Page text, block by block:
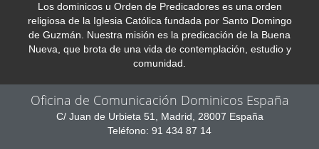
Los dominicos u Orden de Predicadores es una orden
religiosa de la Iglesia Católica fundada por Santo Domingo
de Guzmán. Nuestra misión es la predicación de la Buena
Nueva, que brota de una vida de contemplación, estudio y
comunidad.
Oficina de Comunicación Dominicos España
C/ Juan de Urbieta 51, Madrid, 28007 España
Teléfono: 91 434 87 14